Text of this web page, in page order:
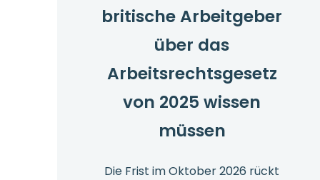
britische Arbeitgeber
über das
Arbeitsrechtsgesetz
von 2025 wissen
müssen
Die Frist im Oktober 2026 rückt